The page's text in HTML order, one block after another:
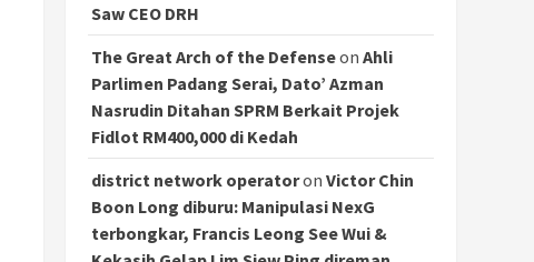
Saw CEO DRH
The Great Arch of the Defenseon Ahli
Parlimen Padang Serai, Dato’ Azman
Nasrudin Ditahan SPRM Berkait Projek
Fidlot RM400,000 di Kedah
district network operatoron Victor Chin
Boon Long diburu: Manipulasi NexG
terbongkar, Francis Leong See Wui &